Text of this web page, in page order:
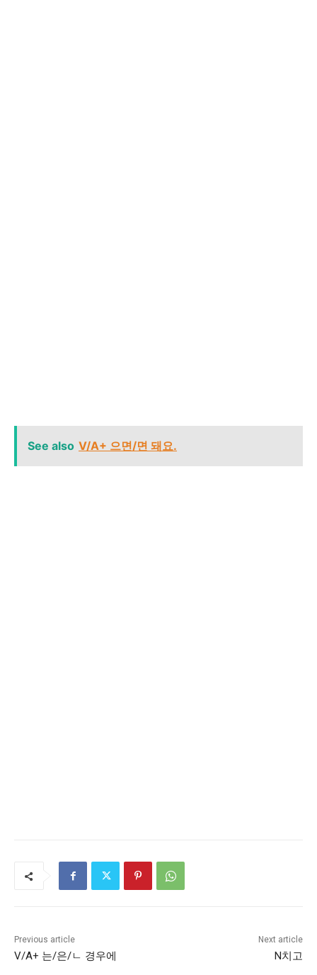
See also V/A+ 으면/면 돼요.
Previous article
V/A+ 는/은/ㄴ 경우에
Next article
N치고